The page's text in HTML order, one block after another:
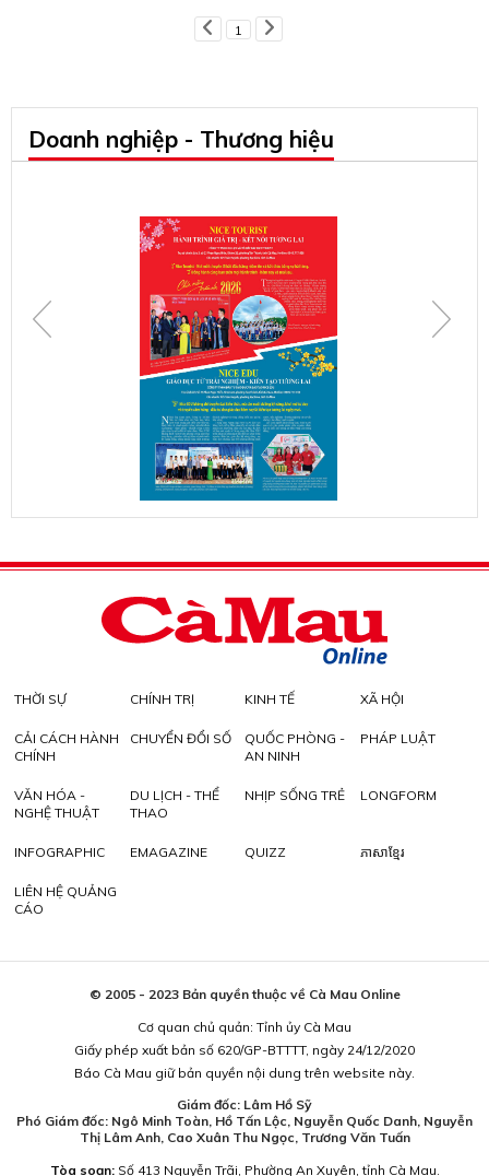
1
Doanh nghiệp - Thương hiệu
THỜI SỰ CHÍNH TRỊ KINH TẾ XÃ HỘI
CẢI CÁCH HÀNH
CHÍNH
CHUYỂN ĐỔI SỐ
QUỐC PHÒNG -
AN NINH
PHÁP LUẬT
VĂN HÓA -
NGHỆ THUẬT
DU LỊCH - THỂ
THAO
NHỊP SỐNG TRẺ LONGFORM
INFOGRAPHIC EMAGAZINE QUIZZ ភាសាខ្មែរ
LIÊN HỆ QUẢNG
CÁO
© 2005 - 2023 Bản quyền thuộc về Cà Mau Online
Cơ quan chủ quản: Tỉnh ủy Cà Mau
Giấy phép xuất bản số 620/GP-BTTTT, ngày 24/12/2020
Báo Cà Mau giữ bản quyền nội dung trên website này.
Giám đốc: Lâm Hồ Sỹ
Phó Giám đốc: Ngô Minh Toàn, Hồ Tấn Lộc, Nguyễn Quốc Danh, Nguyễn
Thị Lâm Anh, Cao Xuân Thu Ngọc, Trương Văn Tuấn
Tòa soạn:Số 413 Nguyễn Trãi, Phường An Xuyên, tỉnh Cà Mau.